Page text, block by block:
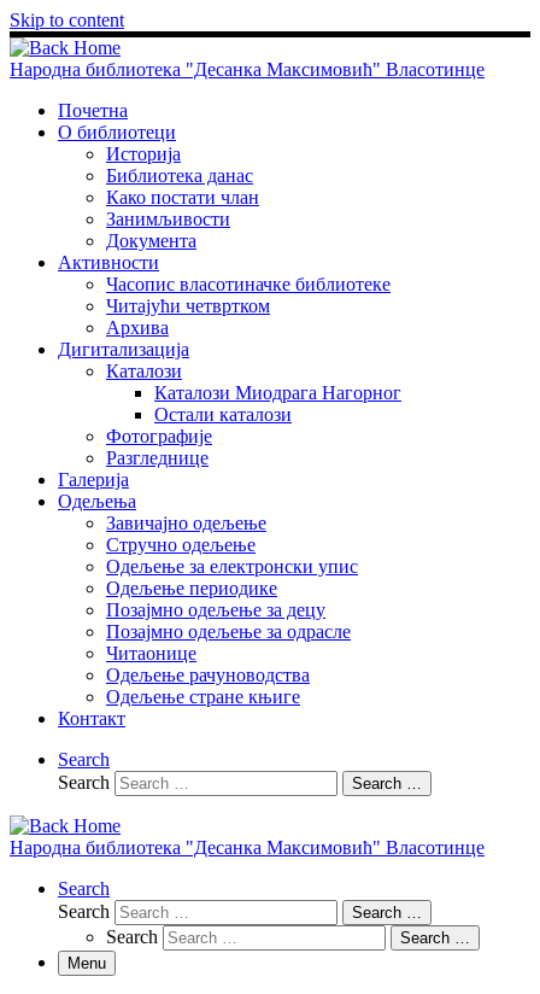
Skip to content
Народна библиотека "Десанка Максимовић" Власотинце
Почетна
О библиотеци
Историја
Библиотека данас
Како постати члан
Занимљивости
Документа
Активности
Часопис власотиначке библиотеке
Читајући четвртком
Архива
Дигитализација
Каталози
Каталози Миодрага Нагорног
Остали каталози
Фотографије
Разгледнице
Галерија
Одељења
Завичајно одељење
Стручно одељење
Одељење за електронски упис
Одељење периодике
Позајмно одељење за децу
Позајмно одељење за одрасле
Читаонице
Одељење рачуноводства
Одељење стране књиге
Контакт
Search
Search
Search …
Народна библиотека "Десанка Максимовић" Власотинце
Search
Search
Search …
Search
Search …
Menu